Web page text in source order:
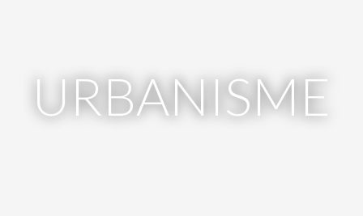
URBANISME